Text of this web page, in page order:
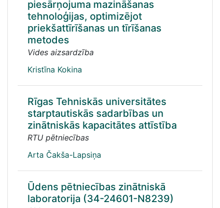
piesārņojuma mazināšanas
tehnoloģijas, optimizējot
priekšattīrīšanas un tīrīšanas
metodes
Vides aizsardzība
Kristīna Kokina
Rīgas Tehniskās universitātes
starptautiskās sadarbības un
zinātniskās kapacitātes attīstība
RTU pētniecības
Arta Čakša-Lapsiņa
Ūdens pētniecības zinātniskā
laboratorija (34-24601-N8239)